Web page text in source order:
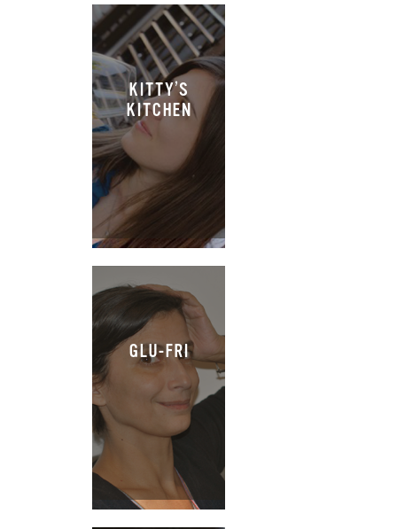
KITTY’S
KITCHEN
GLU-FRI